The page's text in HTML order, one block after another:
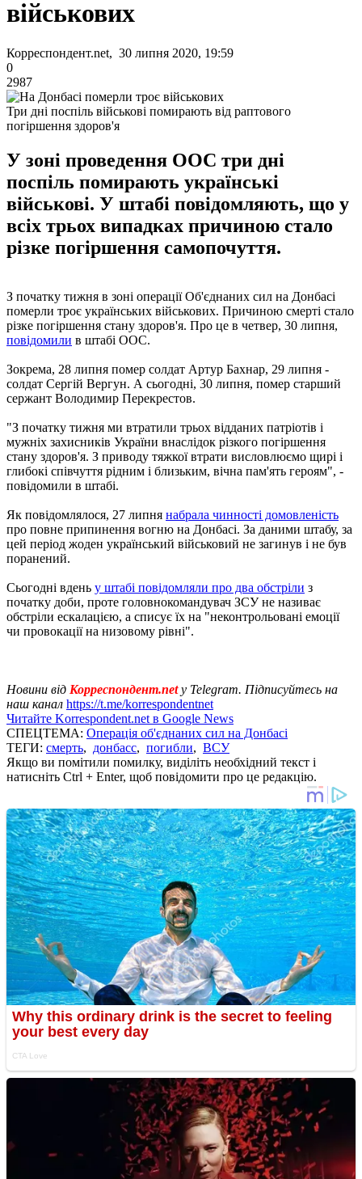
військових
Корреспондент.net, 30 липня 2020, 19:59
0
2987
Три дні поспіль військові помирають від раптового
погіршення здоров'я
У зоні проведення ООС три дні
поспіль помирають українські
військові. У штабі повідомляють, що у
всіх трьох випадках причиною стало
різке погіршення самопочуття.
З початку тижня в зоні операції Об'єднаних сил на Донбасі
померли троє українських військових. Причиною смерті стало
різке погіршення стану здоров'я. Про це в четвер, 30 липня,
повідомили в штабі ООС.
Зокрема, 28 липня помер солдат Артур Бахнар, 29 липня -
солдат Сергій Вергун. А сьогодні, 30 липня, помер старший
сержант Володимир Перекрестов.
"З початку тижня ми втратили трьох відданих патріотів і
мужніх захисників України внаслідок різкого погіршення
стану здоров'я. З приводу тяжкої втрати висловлюємо щирі і
глибокі співчуття рідним і близьким, вічна пам'ять героям", -
повідомили в штабі.
Як повідомлялося, 27 липня набрала чинності домовленість
про повне припинення вогню на Донбасі. За даними штабу, за
цей період жоден український військовий не загинув і не був
поранений.
Сьогодні вдень у штабі повідомляли про два обстріли з
початку доби, проте головнокомандувач ЗСУ не називає
обстріли ескалацією, а списує їх на "неконтрольовані емоції
чи провокації на низовому рівні".
Новини від Корреспондент.net у Telegram. Підписуйтесь на
наш канал https://t.me/korrespondentnet
Читайте Korrespondent.net в Google News
СПЕЦТЕМА: Операція об'єднаних сил на Донбасі
ТЕГИ: смерть, донбасс, погибли, ВСУ
Якщо ви помітили помилку, виділіть необхідний текст і
натисніть Ctrl + Enter, щоб повідомити про це редакцію.